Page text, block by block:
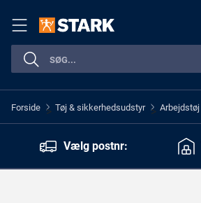
Forside > Tøj & sikkerhedsudstyr > Arbejdstøj
Vælg postnr: